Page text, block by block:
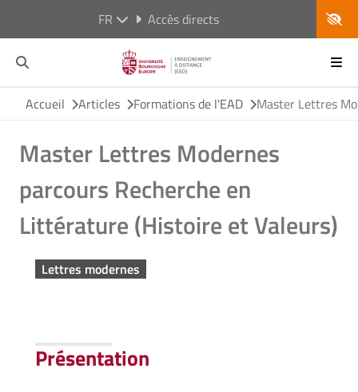
FR Accès directs
Accueil Articles Formations de l'EAD Master Lettres
Master Lettres Modernes
parcours Recherche en
Littérature (Histoire et Valeurs)
Lettres modernes
Présentation